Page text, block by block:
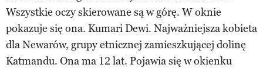
Wszystkie oczy skierowane są w górę. W oknie
pokazuje się ona. Kumari Dewi. Najważniejsza kobieta
dla Newarów, grupy etnicznej zamieszkującej dolinę
Katmandu. Ona ma 12 lat. Pojawia się w okienku